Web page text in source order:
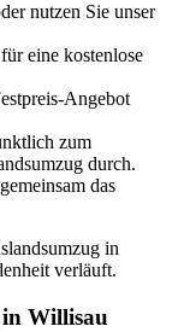
nutzen Sie unser
eine kostenlose
Angebot
zum
durch.
das
in
verläuft.
Willisau